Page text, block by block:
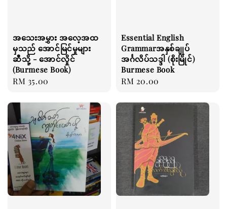
အသေးအမွှား အလေ့အထ
မှသည် အောင်မြင်မှုများ
ဆီသို့ - အောင်လှိုင်
(Burmese Book)
Regular
RM 35.00
Essential English
Grammarအနှစ်ချုပ်
အင်္ဂလိပ်သဒ္ဒါ (စိုးမြိုင်)
Burmese Book
Regular
RM 20.00